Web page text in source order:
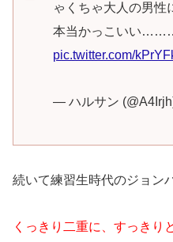
ゃくちゃ大人の男
本当かっこいい
pic.twitter.com/
— ハルサン
続いて練習生時代のジョン
くっきり二重に、すっきり